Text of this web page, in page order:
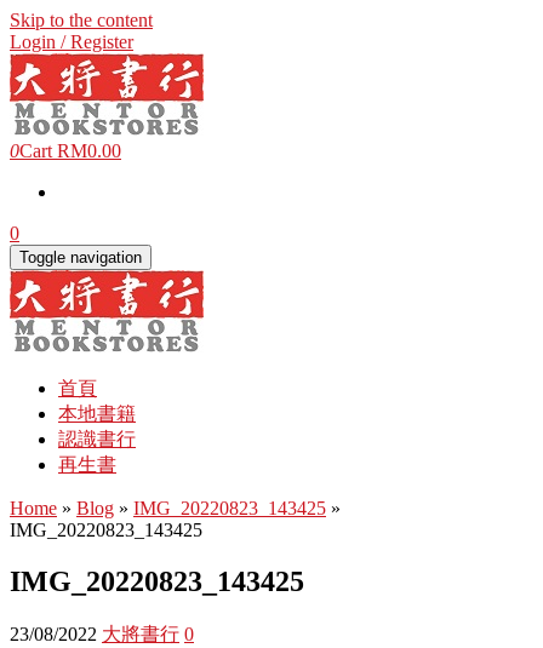
Skip to the content
Login / Register
0Cart RM0.00
0
Toggle navigation
首頁
本地書籍
認識書行
再生書
Home » Blog » IMG_20220823_143425 »
IMG_20220823_143425
IMG_20220823_143425
23/08/2022 大將書行 0